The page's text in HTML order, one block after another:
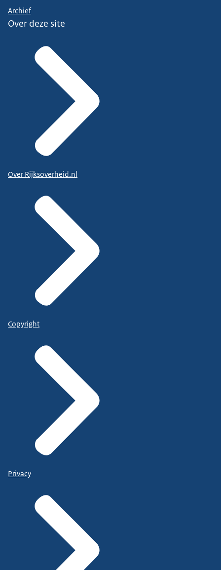
Archief
Over deze site
Over Rijksoverheid.nl
Copyright
Privacy